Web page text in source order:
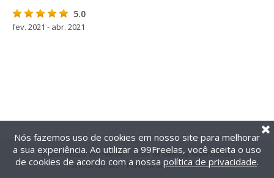
5.0
fev. 2021 - abr. 2021
@2014-2026 99Freelas. Todos os direitos reservados.
Termos de uso| Política de privacidade
Nós fazemos uso de cookies em nosso site para melhorar
a sua experiência. Ao utilizar a 99Freelas, você aceita o uso
de cookies de acordo com a nossa política de privacidade.